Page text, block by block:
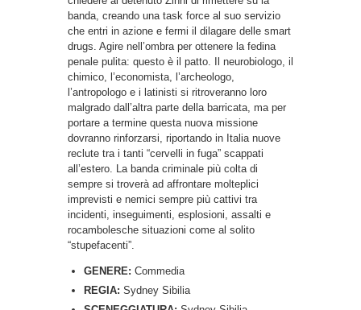
banda, creando una task force al suo servizio
che entri in azione e fermi il dilagare delle smart
drugs. Agire nell’ombra per ottenere la fedina
penale pulita: questo è il patto. Il neurobiologo, il
chimico, l’economista, l’archeologo,
l’antropologo e i latinisti si ritroveranno loro
malgrado dall’altra parte della barricata, ma per
portare a termine questa nuova missione
dovranno rinforzarsi, riportando in Italia nuove
reclute tra i tanti “cervelli in fuga” scappati
all’estero. La banda criminale più colta di
sempre si troverà ad affrontare molteplici
imprevisti e nemici sempre più cattivi tra
incidenti, inseguimenti, esplosioni, assalti e
rocambolesche situazioni come al solito
“stupefacenti”.
GENERE: Commedia
REGIA: Sydney Sibilia